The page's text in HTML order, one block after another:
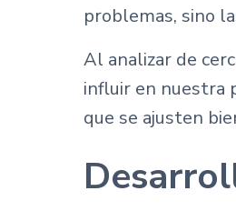
problemas, sino
Al analizar de
influir en nuestra
que se ajusten